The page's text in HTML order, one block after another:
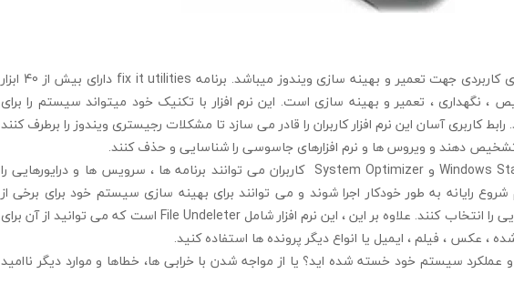
fix it utilities نرم افزاری کاربردی جهت تعمير و بهینه سازی ويندوز میباشد. برنامه fix it utilities دارای بیش از 40 ابزار
، نگهداری ، تعمیر و بهینه سازی است. این نرم افزار با تکنیک خود میتواند سیستم را برای
کاربری آسان این نرم افزار کاربران را قادر می سازد تا مشکلات رجیستری ویندوز را برطرف کنند
دهند و ویروس ها و نرم افزارهای جاسوسی را شناسایی و حذف کنند.
با ابزار Windows Startup Manager و System Optimizer کاربران می توانند برنامه ها ، سرویس ها و درایورهایی را
رایانه به طور خودکار اجرا شوند و می توانند برای بهینه سازی سیستم خود برای برخی از
کارهای رایانه ، نمایه هایی را انتخاب کنند. علاوه بر این ، این نرم افزار شامل File Undeleter است که می توانید از آن برای
، عکس ، فیلم ، ایمیل یا انواع دیگر پرونده ها استفاده کنید.
سیستم خود خسته شده اید؟ یا از مواجه شدن با خرابی ها، خطاها و موارد دیگر ناامید